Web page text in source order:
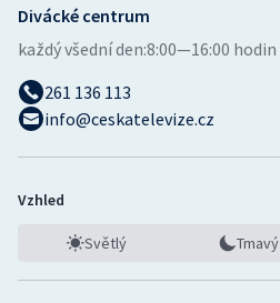
Divácké centrum
každý všední den:8:00—16:00 hodin
261 136 113
info@ceskatelevize.cz
Vzhled
Světlý Tmavý